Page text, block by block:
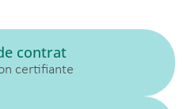
contrat
certifiante